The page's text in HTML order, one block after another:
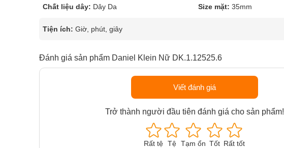
Chất liệu dây: Dây Da Size mặt: 35mm
Tiện ích: Giờ, phút, giây
Đánh giá sản phẩm Daniel Klein Nữ DK.1.12525.6
Viết đánh giá
Trở thành người đầu tiên đánh giá cho sản phẩm!
Rất tệ Tệ Tạm ổn Tốt Rất tốt